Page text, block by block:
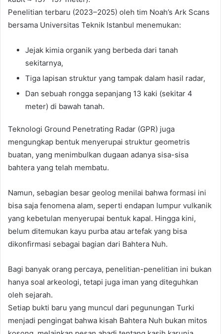
Penelitian terbaru (2023–2025) oleh tim Noah’s Ark Scans
bersama Universitas Teknik Istanbul menemukan:
Jejak kimia organik yang berbeda dari tanah
sekitarnya,
Tiga lapisan struktur yang tampak dalam hasil radar,
Dan sebuah rongga sepanjang 13 kaki (sekitar 4
meter) di bawah tanah.
Teknologi Ground Penetrating Radar (GPR) juga
mengungkap bentuk menyerupai struktur geometris
buatan, yang menimbulkan dugaan adanya sisa-sisa
bahtera yang telah membatu.
Namun, sebagian besar geolog menilai bahwa formasi ini
bisa saja fenomena alam, seperti endapan lumpur vulkanik
yang kebetulan menyerupai bentuk kapal. Hingga kini,
belum ditemukan kayu purba atau artefak yang bisa
dikonfirmasi sebagai bagian dari Bahtera Nuh.
Bagi banyak orang percaya, penelitian-penelitian ini bukan
hanya soal arkeologi, tetapi juga iman yang diteguhkan
oleh sejarah.
Setiap bukti baru yang muncul dari pegunungan Turki
menjadi pengingat bahwa kisah Bahtera Nuh bukan mitos